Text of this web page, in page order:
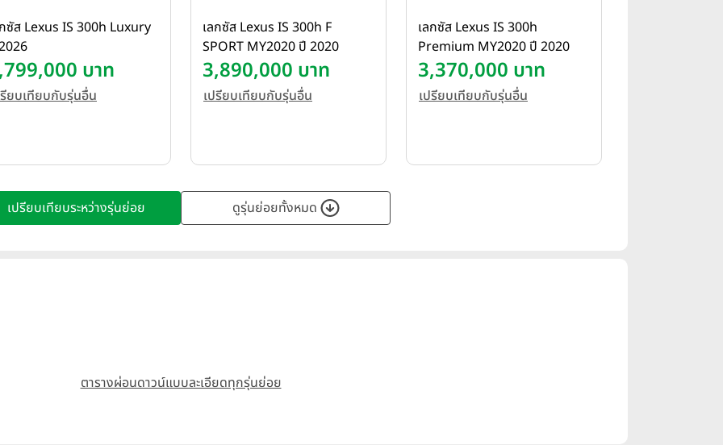
ซัส Lexus IS 300h Luxury
บาท
ยบเทียบกับรุ่นอื่น
เลกซัส Lexus IS 300h F
SPORT MY2020 ปี 2020
3,890,000 บาท
เปรียบเทียบกับรุ่นอื่น
เลกซัส Lexus IS 300h
Premium MY2020 ปี 2020
3,370,000 บาท
เปรียบเทียบกับรุ่นอื่น
เปรียบเทียบระหว่างรุ่นย่อย ดูรุ่นย่อยทั้งหมด
ตารางผ่อนดาวน์แบบละเอียดทุกรุ่นย่อย